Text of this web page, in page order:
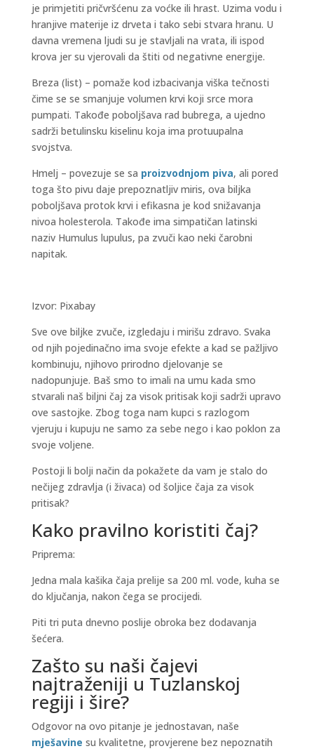
je primjetiti pričvršćenu za voćke ili hrast. Uzima vodu i
hranjive materije iz drveta i tako sebi stvara hranu. U
davna vremena ljudi su je stavljali na vrata, ili ispod
krova jer su vjerovali da štiti od negativne energije.
Breza (list) – pomaže kod izbacivanja viška tečnosti
čime se se smanjuje volumen krvi koji srce mora
pumpati. Takođe poboljšava rad bubrega, a ujedno
sadrži betulinsku kiselinu koja ima protuupalna
svojstva.
Hmelj – povezuje se sa proizvodnjom piva, ali pored
toga što pivu daje prepoznatljiv miris, ova biljka
poboljšava protok krvi i efikasna je kod snižavanja
nivoa holesterola. Takođe ima simpatičan latinski
naziv Humulus lupulus, pa zvuči kao neki čarobni
napitak.
Izvor: Pixabay
Sve ove biljke zvuče, izgledaju i mirišu zdravo. Svaka
od njih pojedinačno ima svoje efekte a kad se pažljivo
kombinuju, njihovo prirodno djelovanje se
nadopunjuje. Baš smo to imali na umu kada smo
stvarali naš biljni čaj za visok pritisak koji sadrži upravo
ove sastojke. Zbog toga nam kupci s razlogom
vjeruju i kupuju ne samo za sebe nego i kao poklon za
svoje voljene.
Postoji li bolji način da pokažete da vam je stalo do
nečijeg zdravlja (i živaca) od šoljice čaja za visok
pritisak?
Kako pravilno koristiti čaj?
Priprema:
Jedna mala kašika čaja prelije sa 200 ml. vode, kuha se
do ključanja, nakon čega se procijedi.
Piti tri puta dnevno poslije obroka bez dodavanja
šećera.
Zašto su naši čajevi
najtraženiji u Tuzlanskoj
regiji i šire?
Odgovor na ovo pitanje je jednostavan, naše
mješavine su kvalitetne, provjerene bez nepoznatih